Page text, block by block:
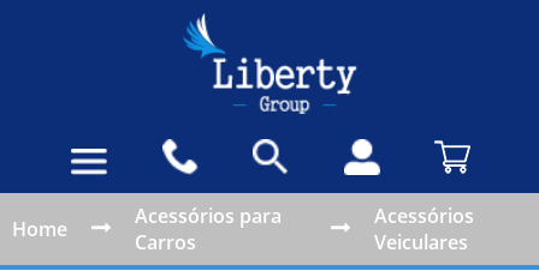
Home
Acessórios para
Carros
Acessórios
Veiculares